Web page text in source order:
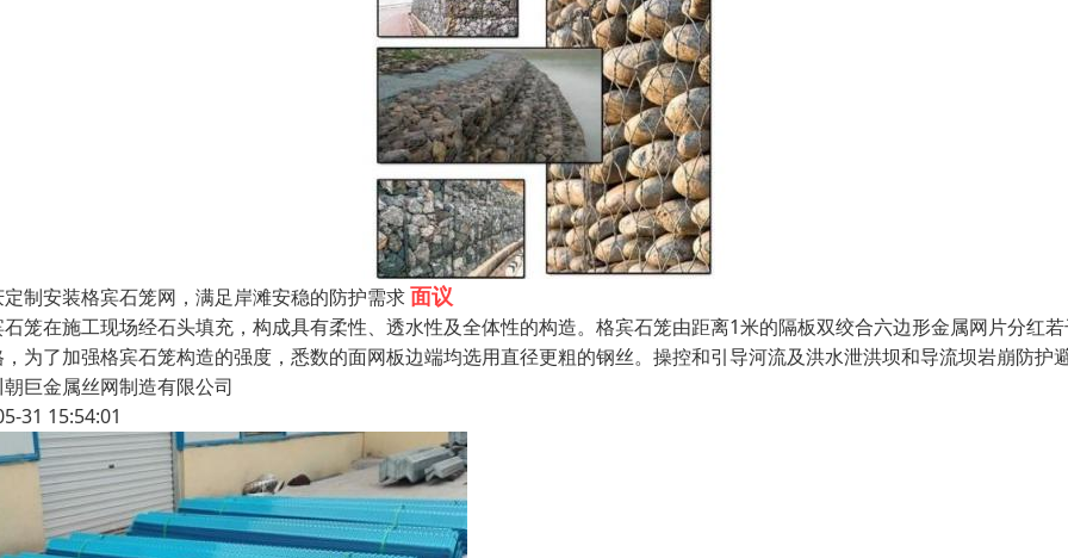
制安装格宾石笼网，满足岸滩安稳的防护需求面议
笼在施工现场经石头填充，构成具有柔性、透水性及全体性的构造。格宾石笼由距离1米的隔板双绞合六边形金属网片分红
，为了加强格宾石笼构造的强度，悉数的面网板边端均选用直径更粗的钢丝。操控和引导河流及洪水泄洪坝和导流坝岩崩防护
朝巨金属丝网制造有限公司
31 15:54:01